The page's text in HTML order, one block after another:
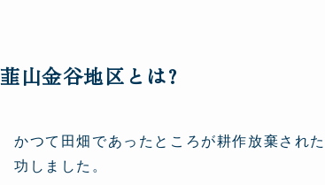
韮山金谷地区とは?
かつて田畑であったところが耕作放棄され
功しました。